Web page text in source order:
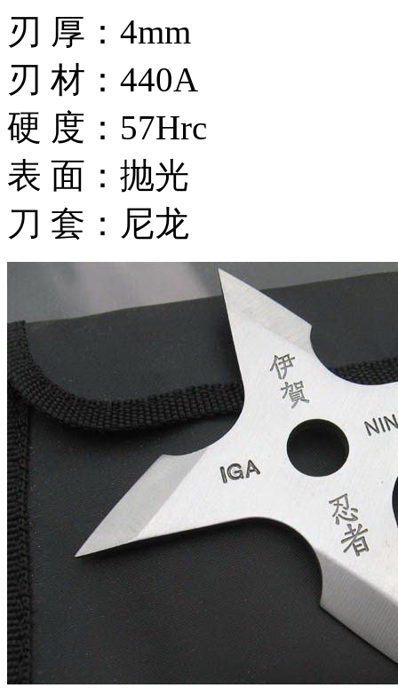
刃 厚：4mm
刃 材：440A
硬 度：57Hrc
表 面：抛光
刀 套：尼龙